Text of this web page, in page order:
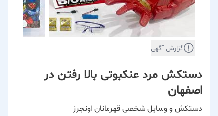
گزارش آگهی
دستکش مرد عنکبوتی بالا رفتن در
اصفهان
دستکش و وسایل شخصی قهرمانان اونجرز